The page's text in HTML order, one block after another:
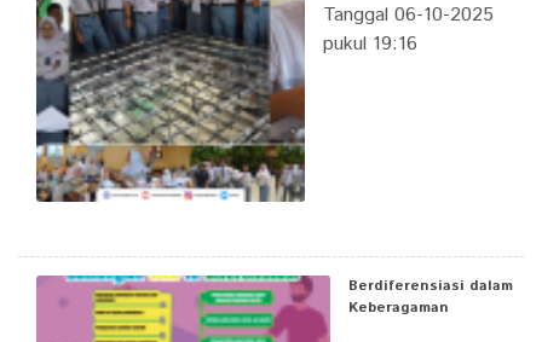
Tanggal 06-10-2025
pukul 19:16
Berdiferensiasi dalam
Keberagaman